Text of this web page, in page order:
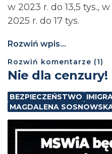
w 2023 r. do 13,5 tys.,
2025 r. do 17 tys.
Rozwiń wpis...
Rozwiń komentarze (1)
Nie dla cenzury!
BEZPIECZEŃSTWO
MAGDALENA